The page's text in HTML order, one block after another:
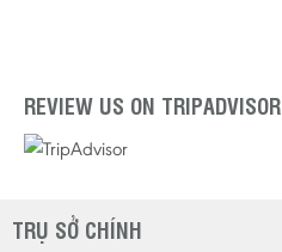
REVIEW US ON TRIPADVISOR
TRỤ SỞ CHÍNH